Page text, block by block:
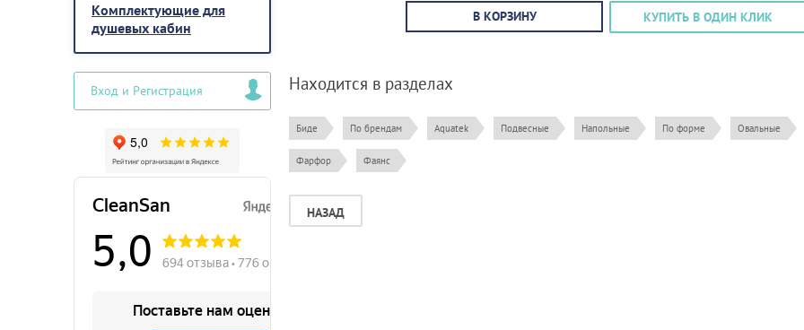
Комплектующие для
душевых кабин
Вход и Регистрация
В КОРЗИНУ КУПИТЬ В ОДИН КЛИК
Находится в разделах
Биде По брендам Aquatek Подвесные Напольные По форме Овальные
Фарфор Фаянс
НАЗАД